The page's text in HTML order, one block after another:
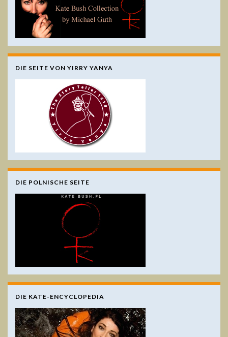
DIE SEITE VON YIRRY YANYA
DIE POLNISCHE SEITE
DIE KATE-ENCYCLOPEDIA